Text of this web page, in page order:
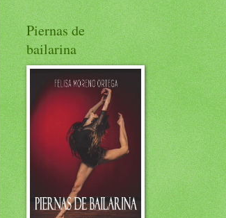
Piernas de
bailarina